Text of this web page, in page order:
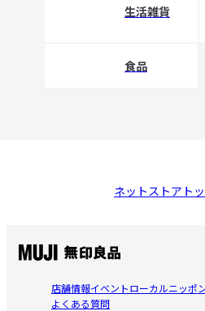
生活雑貨
食品
ネットストアト
店舗情報イベントローカルニッポ
よくある質問